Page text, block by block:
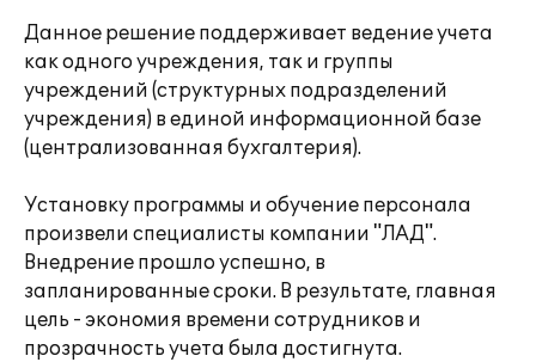
Данное решение поддерживает ведение учета
как одного учреждения, так и группы
учреждений (структурных подразделений
учреждения) в единой информационной базе
(централизованная бухгалтерия).
Установку программы и обучение персонала
произвели специалисты компании "ЛАД".
Внедрение прошло успешно, в
запланированные сроки. В результате, главная
цель - экономия времени сотрудников и
прозрачность учета была достигнута.